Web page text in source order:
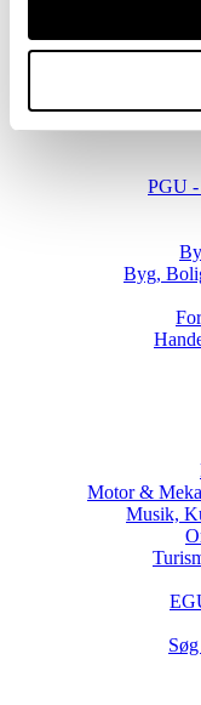
PGU -
Byg,
Motor &
Musik,